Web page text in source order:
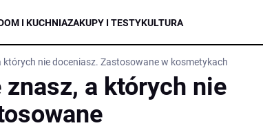
I KUCHNIAZAKUPY I TESTYKULTURA
których nie doceniasz. Zastosowane w kosmetykach
znasz, a których nie